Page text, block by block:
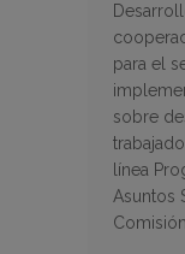
para el
sobre
línea
Asuntos